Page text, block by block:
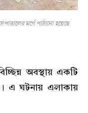
মর্গে পাঠানো হয়েছে
অবস্থায় একটি
এ ঘটনায় এলাকায়